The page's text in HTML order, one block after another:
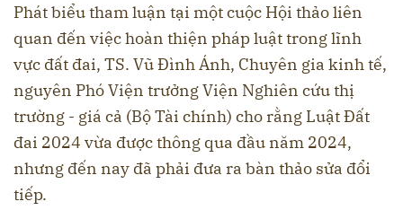
Phát biểu tham luận tại một cuộc Hội thảo liên
quan đến việc hoàn thiện pháp luật trong lĩnh
vực đất đai, TS. Vũ Đình Ánh, Chuyên gia kinh tế,
nguyên Phó Viện trưởng Viện Nghiên cứu thị
trường - giá cả (Bộ Tài chính) cho rằng Luật Đất
đai 2024 vừa được thông qua đầu năm 2024,
nhưng đến nay đã phải đưa ra bàn thảo sửa đổi
tiếp.